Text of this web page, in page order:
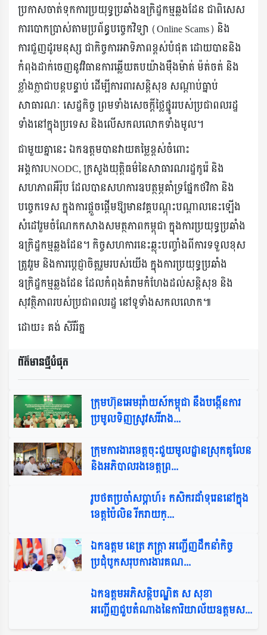
ប្រកាសចាត់ទុកការប្រយុទ្ធប្រឆាំងឧក្រិដ្ឋកម្មឆ្លងដែន ជាពិសេស
ការបោកប្រាស់តាមប្រព័ន្ធបច្ចេកវិទ្យា (Online Scams) និង
ការជួញដូរមនុស្ស ជាកិច្ចការអាទិភាពខ្ពស់បំផុត ដោយបាននិង
កំពុងដាក់ចេញនូវវិធានការឆ្លើយតបយ៉ាងម៉ឺងម៉ាត់ ម៉ត់ចត់ និង
ខ្លាំងក្លាជាបន្តបន្ទាប់ ដើម្បីការពារសន្តិសុខ សណ្ដាប់ធ្នាប់
សាធារណៈ សេដ្ឋកិច្ច ព្រមទាំងសេចក្ដីថ្លៃថ្នូររបស់ប្រជាពលរដ្ឋ
ទាំងនៅក្នុងប្រទេស និងលើសកលលោកទាំងមូល។
ជាមួយគ្នានេះ ឯកឧត្តមបានវាយតម្លៃខ្ពស់ចំពោះ
អង្គការUNODC, ក្រសួងយុត្តិធម៌នៃសាធារណរដ្ឋកូរ៉េ និង
សហភាពអឺរ៉ុប ដែលបានសហការឧបត្ថម្ភគាំទ្រផ្នែកថវិកា និង
បច្ចេកទេស ក្នុងការផ្តួចផ្តើមឱ្យមានវគ្គបណ្តុះបណ្តាលនេះឡើង
សំដៅរួមចំណែកកសាងសមត្ថភាពកម្ពុជា ក្នុងការប្រយុទ្ធប្រឆាំង
ឧក្រិដ្ឋកម្មឆ្លងដែន។ កិច្ចសហការនេះឆ្លុះបញ្ចាំងពីការទទួលខុស
ត្រូវរួម និងការប្តេជ្ញាចិត្តរួមរបស់យើង ក្នុងការប្រយុទ្ធប្រឆាំង
ឧក្រិដ្ឋកម្មឆ្លងដែន ដែលកំពុងគំរាមកំហែងដល់សន្តិសុខ និង
សុវត្ថិភាពរបស់ប្រជាពលរដ្ឋ នៅទូទាំងសកលលោក៕
ដោយ៖ គង់ សិរីរ័ត្ន
ព័ត៌មានថ្មីបំផុត​
ក្រុមហ៊ុនអេមរុរ៉ាយស៍កម្ពុជា នឹងបង្កើនការ
ប្រមូលទិញស្រូវសរីរាង...
ក្រុមការងារខេត្តចុះជួយមូលដ្ឋានស្រុកគូលែន
និងអភិបាលរងខេត្ដព្រ...
រូបថតប្រចាំសប្តាហ៍៖ កសិករដាំទុរេននៅក្នុង
ខេត្តប៉ៃលិន រីករាយក្...
ឯកឧត្តម នេត្រ ភក្រ្តា អញ្ជើញដឹកនាំកិច្ច
ប្រជុំបូកសរុបការងារគណ...
ឯកឧត្តមអភិសន្តិបណ្ឌិត ស សុខា
អញ្ជើញជួបតំណាងនៃការិយាល័យឧត្តមស...